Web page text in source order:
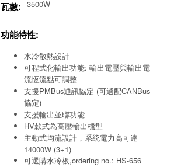
瓦數: 3500W
功能特性:
水冷散熱設計
可程式化輸出功能: 輸出電壓與輸出電
流恆流點可調整
支援PMBus通訊協定 (可選配CANBus
協定)
支援輸出並聯功能
HV款式為高壓輸出機型
主動式均流設計，系統電力高可達
14000W (3+1)
可選購水冷板,ordering no.: HS-656